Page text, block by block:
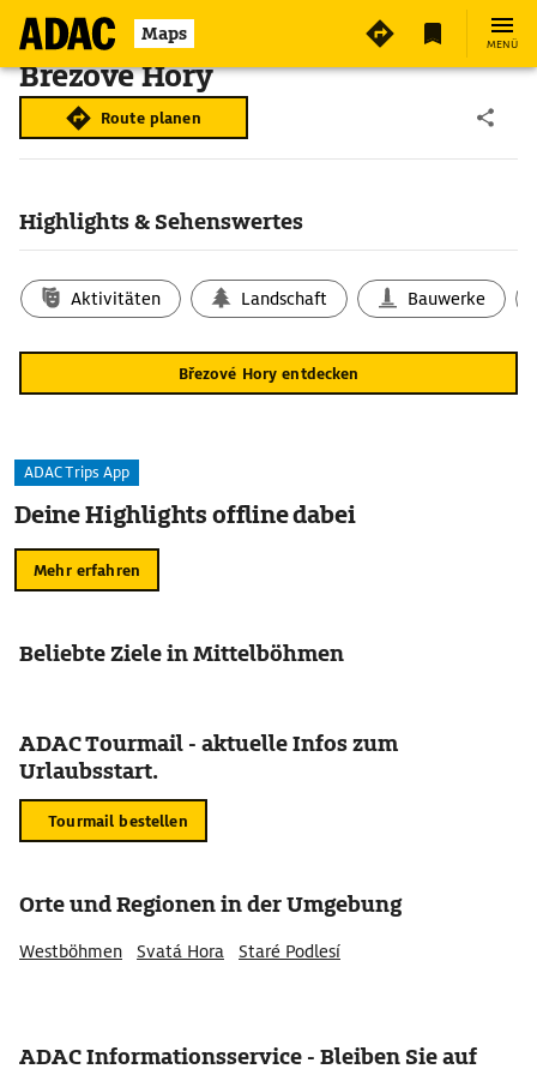
Maps MENÜ
Březové Hory
Route planen
Highlights & Sehenswertes
Aktivitäten Landschaft Bauwerke
Březové Hory entdecken
ADAC Trips App
Deine Highlights offline dabei
Mehr erfahren
Beliebte Ziele in Mittelböhmen
ADAC Tourmail - aktuelle Infos zum
Urlaubsstart.
Tourmail bestellen
Orte und Regionen in der Umgebung
Westböhmen Svatá Hora Staré Podlesí
ADAC Informationsservice - Bleiben Sie auf